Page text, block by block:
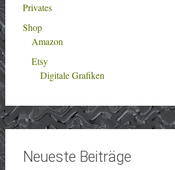
Privates
Shop
Amazon
Etsy
Digitale Grafiken
Neueste Beiträge